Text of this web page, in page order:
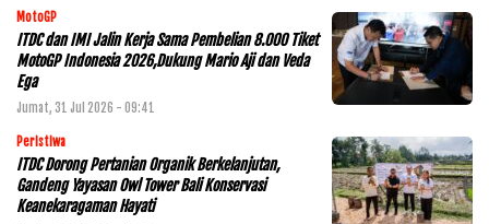
MotoGP
ITDC dan IMI Jalin Kerja Sama Pembelian 8.000 Tiket
MotoGP Indonesia 2026,Dukung Mario Aji dan Veda
Ega
Jumat, 31 Jul 2026 - 09:41
Peristiwa
ITDC Dorong Pertanian Organik Berkelanjutan,
Gandeng Yayasan Owl Tower Bali Konservasi
Keanekaragaman Hayati